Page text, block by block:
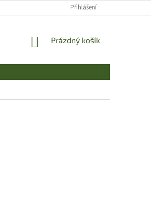
Přihlášení
NÁKUPNÍ
Prázdný košík